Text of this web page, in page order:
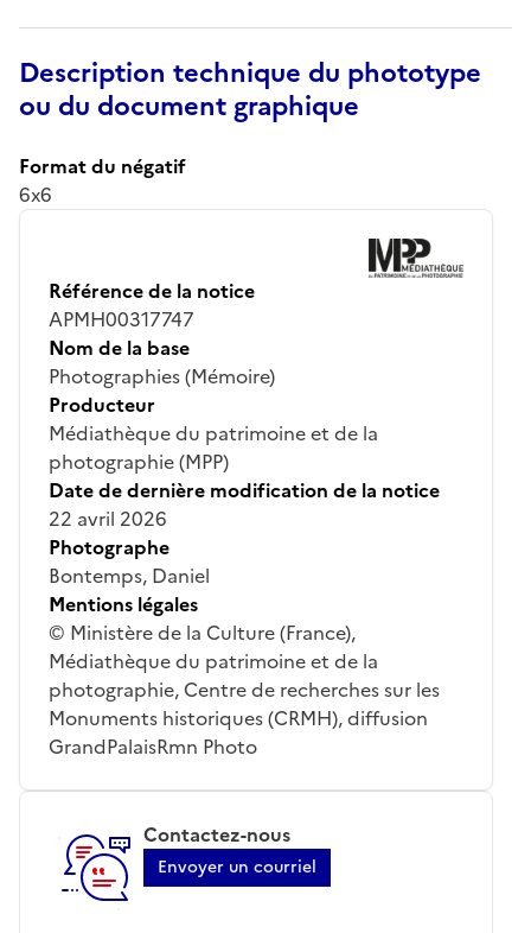
Description technique du phototype
ou du document graphique
Format du négatif
6x6
Référence de la notice
APMH00317747
Nom de la base
Photographies (Mémoire)
Producteur
Médiathèque du patrimoine et de la
photographie (MPP)
Date de dernière modification de la notice
22 avril 2026
Photographe
Bontemps, Daniel
Mentions légales
© Ministère de la Culture (France),
Médiathèque du patrimoine et de la
photographie, Centre de recherches sur les
Monuments historiques (CRMH), diffusion
GrandPalaisRmn Photo
Contactez-nous
Envoyer un courriel